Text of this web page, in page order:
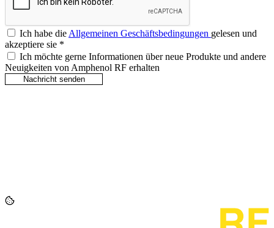
Ich habe dieAllgemeinen Geschäftsbedingungen gelesen und
akzeptiere sie *
Ich möchte gerne Informationen über neue Produkte und andere
Neuigkeiten von Amphenol RF erhalten